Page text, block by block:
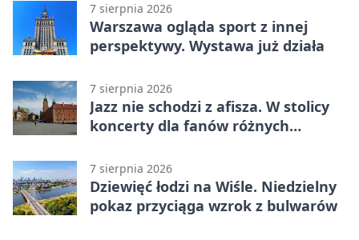
7 sierpnia 2026
Warszawa ogląda sport z innej
perspektywy. Wystawa już działa
7 sierpnia 2026
Jazz nie schodzi z afisza. W stolicy
koncerty dla fanów różnych
7 sierpnia 2026
Dziewięć łodzi na Wiśle. Niedzielny
pokaz przyciąga wzrok z bulwarów